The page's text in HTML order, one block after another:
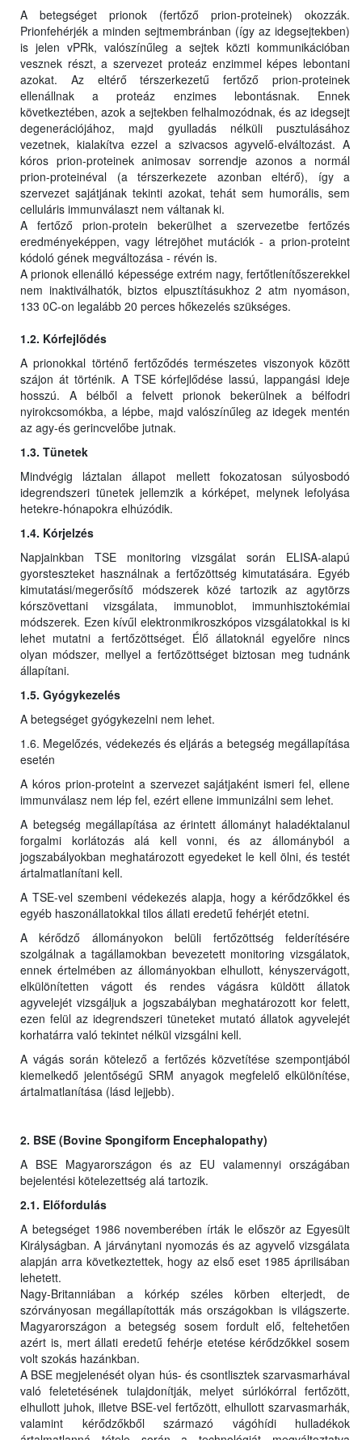
A betegséget prionok (fertőző prion-proteinek) okozzák.
Prionfehérjék a minden sejtmembránban (így az idegsejtekben)
is jelen vPRk, valószínűleg a sejtek közti kommunikációban
vesznek részt, a szervezet proteáz enzimmel képes lebontani
azokat. Az eltérő térszerkezetű fertőző prion-proteinek
ellenállnak a proteáz enzimes lebontásnak. Ennek
következtében, azok a sejtekben felhalmozódnak, és az idegsejt
degenerációjához, majd gyulladás nélküli pusztulásához
vezetnek, kialakítva ezzel a szivacsos agyvelő-elváltozást. A
kóros prion-proteinek animosav sorrendje azonos a normál
prion-proteinéval (a térszerkezete azonban eltérő), így a
szervezet sajátjának tekinti azokat, tehát sem humorális, sem
celluláris immunválaszt nem váltanak ki.
A fertőző prion-protein bekerülhet a szervezetbe fertőzés
eredményeképpen, vagy létrejöhet mutációk - a prion-proteint
kódoló gének megváltozása - révén is.
A prionok ellenálló képessége extrém nagy, fertőtlenítőszerekkel
nem inaktiválhatók, biztos elpusztításukhoz 2 atm nyomáson,
133 0C-on legalább 20 perces hőkezelés szükséges.
1.2. Kórfejlődés
A prionokkal történő fertőződés természetes viszonyok között
szájon át történik. A TSE kórfejlődése lassú, lappangási ideje
hosszú. A bélből a felvett prionok bekerülnek a bélfodri
nyirokcsomókba, a lépbe, majd valószínűleg az idegek mentén
az agy-és gerincvelőbe jutnak.
1.3. Tünetek
Mindvégig láztalan állapot mellett fokozatosan súlyosbodó
idegrendszeri tünetek jellemzik a kórképet, melynek lefolyása
hetekre-hónapokra elhúzódik.
1.4. Kórjelzés
Napjainkban TSE monitoring vizsgálat során ELISA-alapú
gyorsteszteket használnak a fertőzöttség kimutatására. Egyéb
kimutatási/megerősítő módszerek közé tartozik az agytörzs
kórszövettani vizsgálata, immunoblot, immunhisztokémiai
módszerek. Ezen kívűl elektronmikroszkópos vizsgálatokkal is ki
lehet mutatni a fertőzöttséget. Élő állatoknál egyelőre nincs
olyan módszer, mellyel a fertőzöttséget biztosan meg tudnánk
állapítani.
1.5. Gyógykezelés
A betegséget gyógykezelni nem lehet.
1.6. Megelőzés, védekezés és eljárás a betegség megállapítása
esetén
A kóros prion-proteint a szervezet sajátjaként ismeri fel, ellene
immunválasz nem lép fel, ezért ellene immunizálni sem lehet.
A betegség megállapítása az érintett állományt haladéktalanul
forgalmi korlátozás alá kell vonni, és az állományból a
jogszabályokban meghatározott egyedeket le kell ölni, és testét
ártalmatlanítani kell.
A TSE-vel szembeni védekezés alapja, hogy a kérődzőkkel és
egyéb haszonállatokkal tilos állati eredetű fehérjét etetni.
A kérődző állományokon belüli fertőzöttség felderítésére
szolgálnak a tagállamokban bevezetett monitoring vizsgálatok,
ennek értelmében az állományokban elhullott, kényszervágott,
elkülönítetten vágott és rendes vágásra küldött állatok
agyvelejét vizsgáljuk a jogszabályban meghatározott kor felett,
ezen felül az idegrendszeri tüneteket mutató állatok agyvelejét
korhatárra való tekintet nélkül vizsgálni kell.
A vágás során kötelező a fertőzés közvetítése szempontjából
kiemelkedő jelentőségű SRM anyagok megfelelő elkülönítése,
ártalmatlanítása (lásd lejjebb).
2. BSE (Bovine Spongiform Encephalopathy)
A BSE Magyarországon és az EU valamennyi országában
bejelentési kötelezettség alá tartozik.
2.1. Előfordulás
A betegséget 1986 novemberében írták le először az Egyesült
Királyságban. A járványtani nyomozás és az agyvelő vizsgálata
alapján arra következtettek, hogy az első eset 1985 áprilisában
lehetett.
Nagy-Britanniában a kórkép széles körben elterjedt, de
szórványosan megállapították más országokban is világszerte.
Magyarországon a betegség sosem fordult elő, feltehetően
azért is, mert állati eredetű fehérje etetése kérődzőkkel sosem
volt szokás hazánkban.
A BSE megjelenését olyan hús- és csontlisztek szarvasmarhával
való feletetésének tulajdonítják, melyet súrlókórral fertőzött,
elhullott juhok, illetve BSE-vel fertőzött, elhullott szarvasmarhák,
valamint kérődzőkből származó vágóhídi hulladékok